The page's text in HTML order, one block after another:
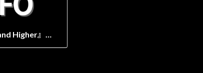
UNCHAINED EP『Deeper and Higher』リリースのお知らせ